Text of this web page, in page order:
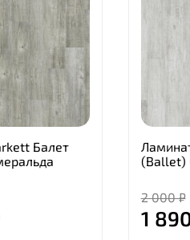
Балет
(Ballet)
2 000 ₽
1